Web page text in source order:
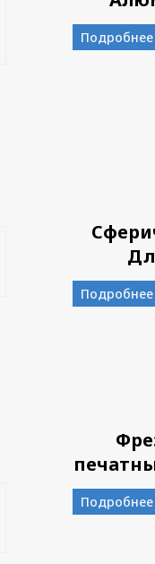
Подробнее
Подробнее
Подробнее